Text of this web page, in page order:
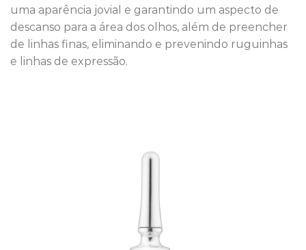
uma aparência jovial e garantindo um aspecto de
descanso para a área dos olhos, além de preencher
de linhas finas, eliminando e prevenindo ruguinhas
e linhas de expressão.